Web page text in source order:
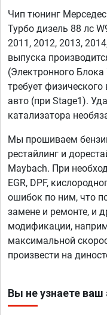
Чип тюнинг Мерседес
Турбо дизель 88 лс
2011, 2012, 2013,
выпуска
(Электронного
требует
авто (при Stage1).
катализатора
Мы прошиваем
рестайлинг и
Maybach. При
EGR, DPF,
ошибок по ним, что
замене и ремонте, и
модификации,
максимальной
произвести на
Вы не узнаете